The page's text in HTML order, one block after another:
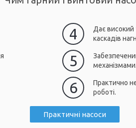
4
Дає високий
каскадів
5
механізмами.
6
Практично
роботі.
Практичні насоси